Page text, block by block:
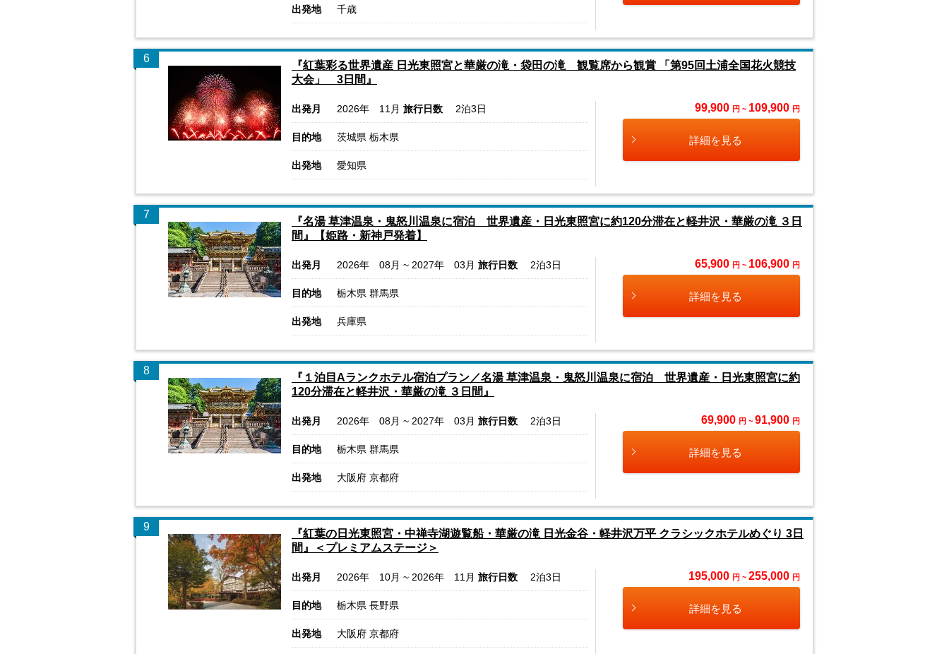
出発地 千歳
6
『紅葉彩る世界遺産 日光東照宮と華厳の滝・袋田の滝 観覧席から観賞 「第95回土浦全国花火競技
大会」 3日間』
出発月 2026年 11月 旅行日数 2泊3日
目的地 茨城県 栃木県
出発地 愛知県
99,900 円 ~ 109,900 円
詳細を見る
7
『名湯 草津温泉・鬼怒川温泉に宿泊 世界遺産・日光東照宮に約120分滞在と軽井沢・華厳の滝 ３日
間』【姫路・新神戸発着】
出発月 2026年 08月 ~ 2027年 03月 旅行日数 2泊3日
目的地 栃木県 群馬県
出発地 兵庫県
65,900 円 ~ 106,900 円
詳細を見る
8
『１泊目Aランクホテル宿泊プラン／名湯 草津温泉・鬼怒川温泉に宿泊 世界遺産・日光東照宮に約
120分滞在と軽井沢・華厳の滝 ３日間』
出発月 2026年 08月 ~ 2027年 03月 旅行日数 2泊3日
目的地 栃木県 群馬県
出発地 大阪府 京都府
69,900 円 ~ 91,900 円
詳細を見る
9
『紅葉の日光東照宮・中禅寺湖遊覧船・華厳の滝 日光金谷・軽井沢万平 クラシックホテルめぐり 3日
間』＜プレミアムステージ＞
出発月 2026年 10月 ~ 2026年 11月 旅行日数 2泊3日
目的地 栃木県 長野県
出発地 大阪府 京都府
195,000 円 ~ 255,000 円
詳細を見る